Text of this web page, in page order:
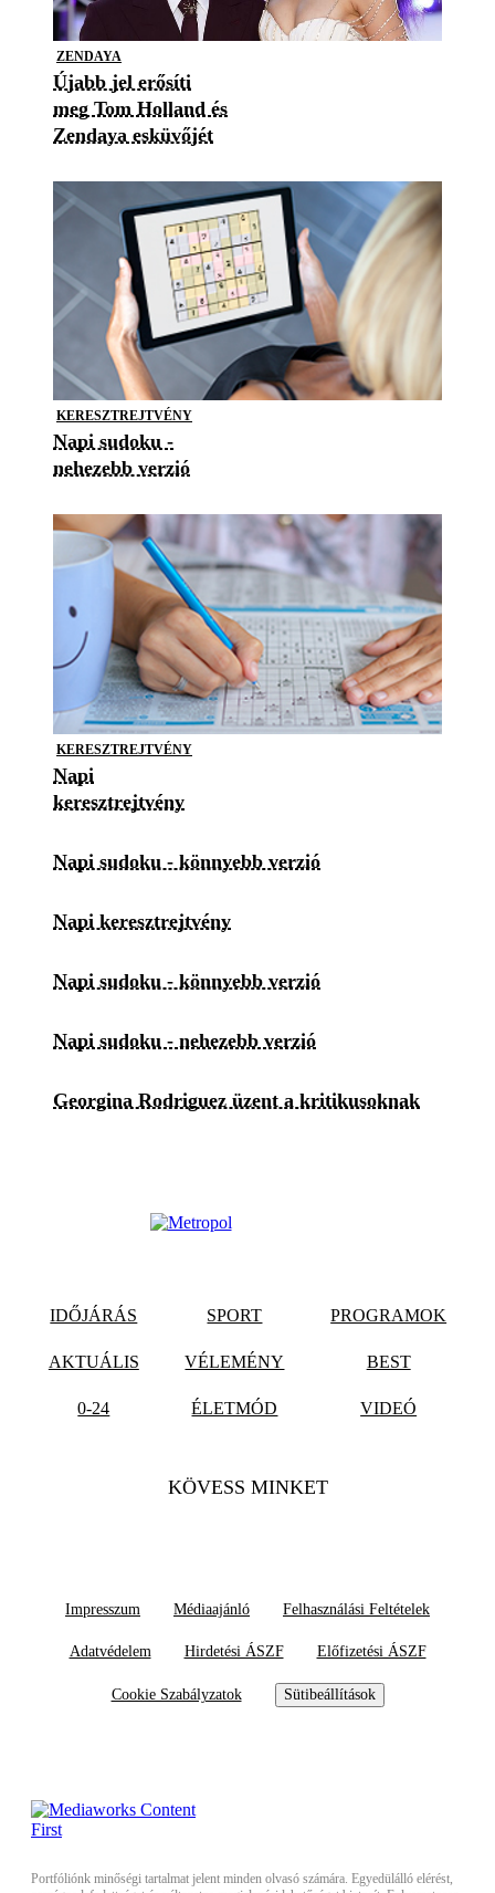
ZENDAYA
Újabb jel erősíti
meg Tom Holland és
Zendaya esküvőjét
KERESZTREJTVÉNY
Napi sudoku -
nehezebb verzió
KERESZTREJTVÉNY
Napi
keresztrejtvény
Napi sudoku - könnyebb verzió
Napi keresztrejtvény
Napi sudoku - könnyebb verzió
Napi sudoku - nehezebb verzió
Georgina Rodriguez üzent a kritikusoknak
IDŐJÁRÁS SPORT PROGRAMOK
AKTUÁLIS VÉLEMÉNY BEST
0-24 ÉLETMÓD VIDEÓ
KÖVESS MINKET
Impresszum Médiaajánló Felhasználási Feltételek
Adatvédelem Hirdetési ÁSZF Előfizetési ÁSZF
Cookie Szabályzatok Sütibeállítások
Portfóliónk minőségi tartalmat jelent minden olvasó számára. Egyedülálló elérést,